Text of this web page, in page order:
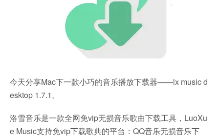
今天分享Mac下一款小巧的音乐播放下载器——lx music d
esktop 1.7.1。
洛雪音乐是一款全网免vip无损音乐歌曲下载工具，LuoXu
e Music支持免vip下载歌典的平台：QQ音乐无损音乐下